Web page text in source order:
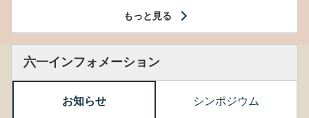
もっと見る
六一インフォメーション
お知らせ シンポジウム